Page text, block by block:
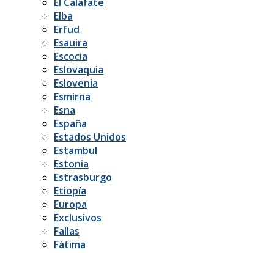
Elba
Erfud
Esauira
Escocia
Eslovaquia
Eslovenia
Esmirna
Esna
España
Estados Unidos
Estambul
Estonia
Estrasburgo
Etiopía
Europa
Exclusivos
Fallas
Fátima